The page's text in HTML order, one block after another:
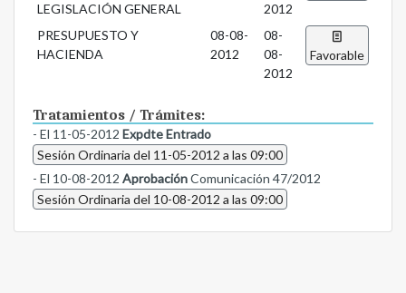
LEGISLACIÓN GENERAL
2012
PRESUPUESTO Y
HACIENDA
08-08-
2012
08-
08-
2012
Favorable
Tratamientos / Trámites:
- El 11-05-2012 Expdte Entrado
Sesión Ordinaria del 11-05-2012 a las 09:00
- El 10-08-2012 AprobaciónComunicación 47/2012
Sesión Ordinaria del 10-08-2012 a las 09:00